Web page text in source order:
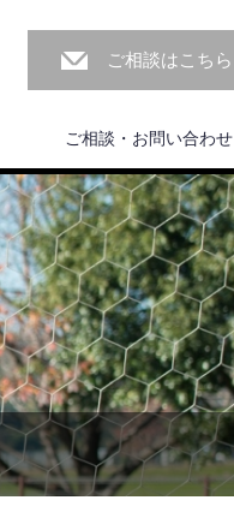
ご相談はこちら
ご相談・お問い合わせ